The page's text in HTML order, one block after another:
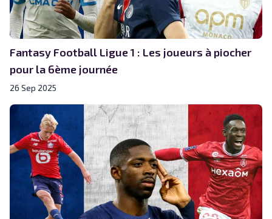
Fantasy Football Ligue 1 : Les joueurs à piocher
pour la 6ème journée
26 Sep 2025